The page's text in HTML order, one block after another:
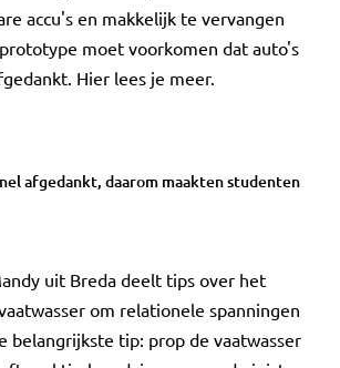
accu's en makkelijk te vervangen
moet voorkomen dat auto's
Hier lees je meer.
afgedankt, daarom maakten studenten
uit Breda deelt tips over het
om relationele spanningen
belangrijkste tip: prop de vaatwasser